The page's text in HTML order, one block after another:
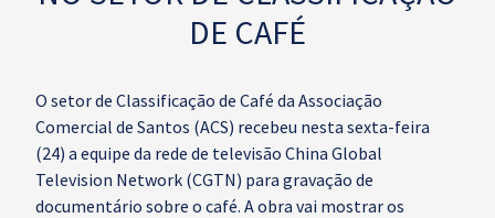
DE CAFÉ
O setor de Classificação de Café da Associação
Comercial de Santos (ACS) recebeu nesta sexta-feira
(24) a equipe da rede de televisão China Global
Television Network (CGTN) para gravação de
documentário sobre o café. A obra vai mostrar os